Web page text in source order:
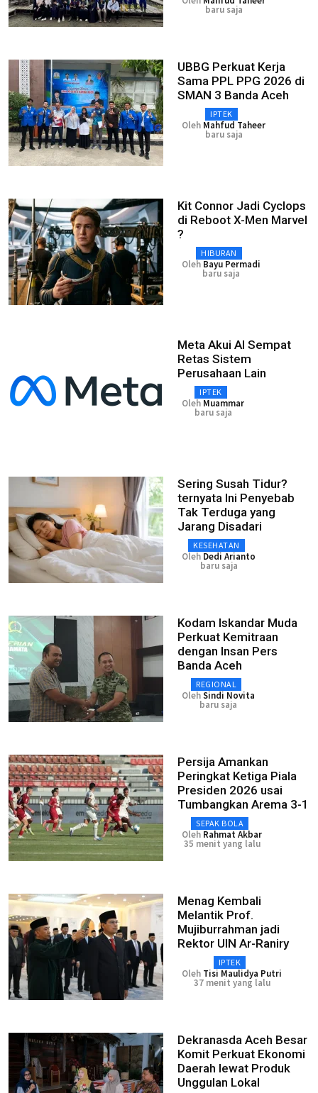
baru saja
UBBG Perkuat Kerja
Sama PPL PPG 2026 di
SMAN 3 Banda Aceh
IPTEK
Oleh Mahfud Taheer
baru saja
Kit Connor Jadi Cyclops
di Reboot X-Men Marvel
?
HIBURAN
Oleh Bayu Permadi
baru saja
Meta Akui AI Sempat
Retas Sistem
Perusahaan Lain
IPTEK
Oleh Muammar
baru saja
Sering Susah Tidur?
ternyata Ini Penyebab
Tak Terduga yang
Jarang Disadari
KESEHATAN
Oleh Dedi Arianto
baru saja
Kodam Iskandar Muda
Perkuat Kemitraan
dengan Insan Pers
Banda Aceh
REGIONAL
OlehSindi Novita
baru saja
Persija Amankan
Peringkat Ketiga Piala
Presiden 2026 usai
Tumbangkan Arema 3-1
SEPAK BOLA
Oleh Rahmat Akbar
35 menit yang lalu
Menag Kembali
Melantik Prof.
Mujiburrahman jadi
Rektor UIN Ar-Raniry
IPTEK
Oleh Tisi Maulidya Putri
37 menit yang lalu
Dekranasda Aceh Besar
Komit Perkuat Ekonomi
Daerah lewat Produk
Unggulan Lokal